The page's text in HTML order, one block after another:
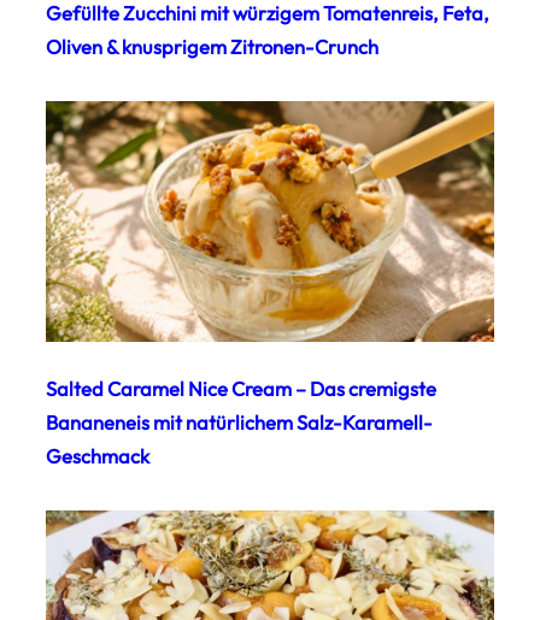
Gefüllte Zucchini mit würzigem Tomatenreis, Feta,
Oliven & knusprigem Zitronen-Crunch
Salted Caramel Nice Cream – Das cremigste
Bananeneis mit natürlichem Salz-Karamell-
Geschmack